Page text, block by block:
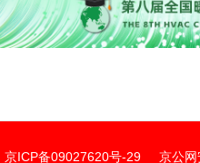
京ICP备09027620号-29 京公